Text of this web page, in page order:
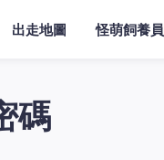
出走地圖 怪萌飼養員
碼